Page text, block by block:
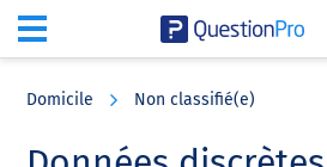
content
sidebar
Domicile Non classifié(e)